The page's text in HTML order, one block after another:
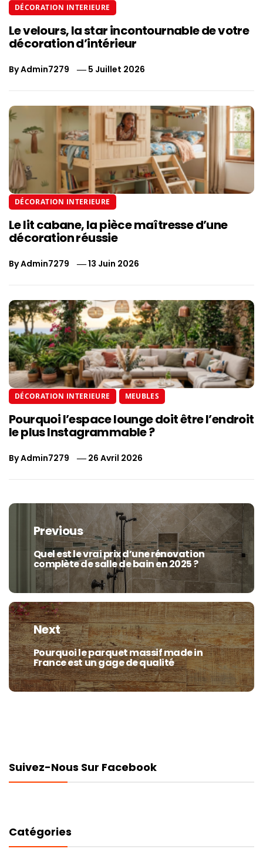
DÉCORATION INTERIEURE
Le velours, la star incontournable de votre
décoration d’intérieur
ByAdmin7279 5 Juillet 2026
DÉCORATION INTERIEURE
Le lit cabane, la pièce maîtresse d’une
décoration réussie
ByAdmin7279 13 Juin 2026
DÉCORATION INTERIEURE MEUBLES
Pourquoi l’espace lounge doit être l’endroit
le plus Instagrammable ?
ByAdmin7279 26 Avril 2026
Navigation
l’article
Previous
Previous
post:
Quel est le vrai prix d’une rénovation
complète de salle de bain en 2025 ?
Next
Next
post:
Pourquoi le parquet massif made in
France est un gage de qualité
Suivez-Nous Sur Facebook
Catégories